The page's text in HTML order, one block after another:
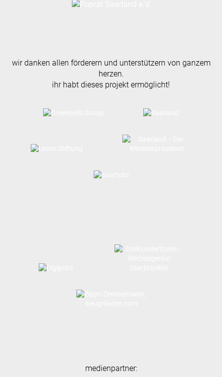
wir danken allen förderern und unterstützern von ganzem
herzen.
ihr habt dieses projekt ermöglicht!
medienpartner: